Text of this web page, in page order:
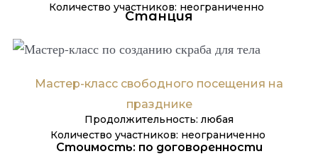
Количество участников: неограниченно
Станция
Мастер-класс свободного посещения на
празднике
Продолжительность: любая
Количество участников: неограниченно
Стоимость: по договоренности